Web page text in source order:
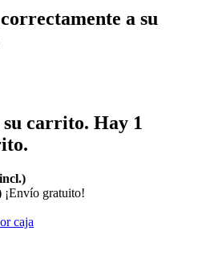
a su
carrito. Hay 1
¡Envío gratuito!
caja